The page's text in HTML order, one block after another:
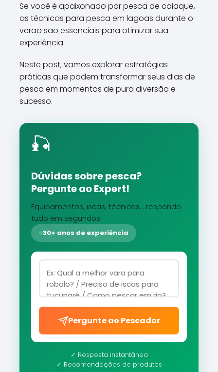
Se você é apaixonado por pesca de caiaque,
as técnicas para pesca em lagoas durante o
verão são essenciais para otimizar sua
experiência.
Neste post, vamos explorar estratégias
práticas que podem transformar seus dias de
pesca em momentos de pura diversão e
sucesso.
🎣
Dúvidas sobre pesca?
Pergunte ao Expert!
Equipamentos, iscas, técnicas... respondo
tudo em segundos
30+ anos de experiência
Pergunte ao Pescador
✓ Resposta instantânea
✓ Recomendações de produtos